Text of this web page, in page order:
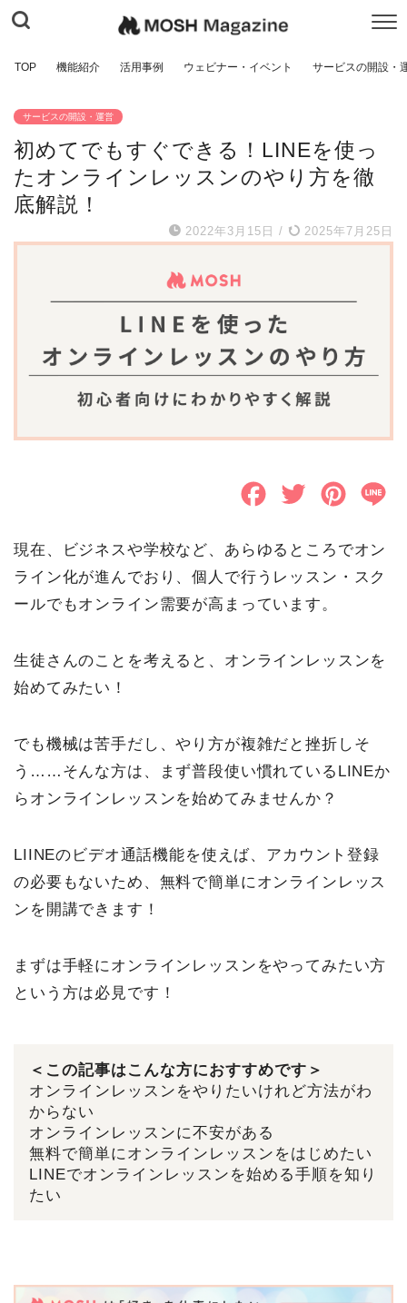
TOP 機能紹介 活用事例 ウェビナー・イベント サービスの開設・
サービスの開設・運営
初めてでもすぐできる！LINEを使っ
たオンラインレッスンのやり方を徹
底解説！
2022年3月15日 / 2025年7月25日
c
o
i
e
n
現在、ビジネスや学校など、あらゆるところでオン
ライン化が進んでおり、個人で行うレッスン・スク
ールでもオンライン需要が高まっています。
生徒さんのことを考えると、オンラインレッスンを
始めてみたい！
でも機械は苦手だし、やり方が複雑だと挫折しそ
う……そんな方は、まず普段使い慣れているLINEか
らオンラインレッスンを始めてみませんか？
LIINEのビデオ通話機能を使えば、アカウント登録
の必要もないため、無料で簡単にオンラインレッス
ンを開講できます！
まずは手軽にオンラインレッスンをやってみたい方
という方は必見です！
＜この記事はこんな方におすすめです＞
オンラインレッスンをやりたいけれど方法がわ
からない
オンラインレッスンに不安がある
無料で簡単にオンラインレッスンをはじめたい
LINEでオンラインレッスンを始める手順を知り
たい